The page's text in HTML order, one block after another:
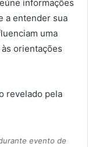
informações
a entender sua
uma
orientações
revelado pela
evento de